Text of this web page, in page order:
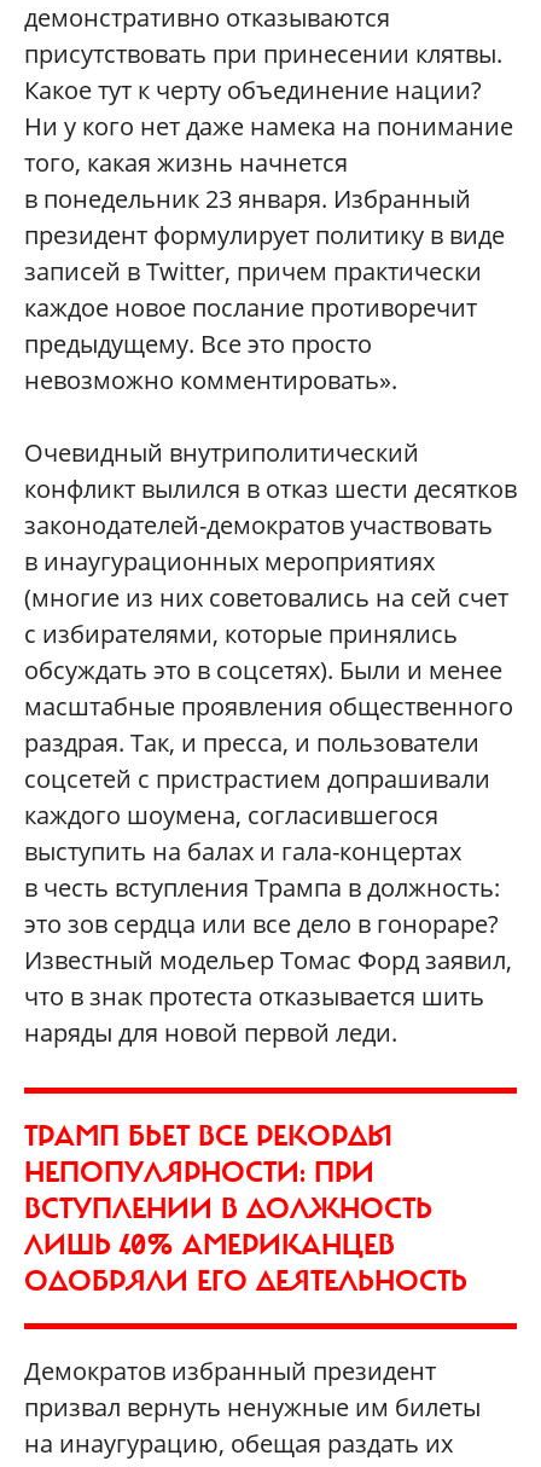
демонстративно отказываются
присутствовать при принесении клятвы.
Какое тут к черту объединение нации?
Ни у кого нет даже намека на понимание
того, какая жизнь начнется
в понедельник 23 января. Избранный
президент формулирует политику в виде
записей в Twitter, причем практически
каждое новое послание противоречит
предыдущему. Все это просто
невозможно комментировать».
Очевидный внутриполитический
конфликт вылился в отказ шести десятков
законодателей-демократов участвовать
в инаугурационных мероприятиях
(многие из них советовались на сей счет
с избирателями, которые принялись
обсуждать это в соцсетях). Были и менее
масштабные проявления общественного
раздрая. Так, и пресса, и пользователи
соцсетей с пристрастием допрашивали
каждого шоумена, согласившегося
выступить на балах и гала-концертах
в честь вступления Трампа в должность:
это зов сердца или все дело в гонораре?
Известный модельер Томас Форд заявил,
что в знак протеста отказывается шить
наряды для новой первой леди.
ТРАМП БЬЕТ ВСЕ РЕКОРДЫ
НЕПОПУЛЯРНОСТИ: ПРИ
ВСТУПЛЕНИИ В ДОЛЖНОСТЬ
ЛИШЬ 40% АМЕРИКАНЦЕВ
ОДОБРЯЛИ ЕГО ДЕЯТЕЛЬНОСТЬ
Демократов избранный президент
призвал вернуть ненужные им билеты
на инаугурацию, обещая раздать их